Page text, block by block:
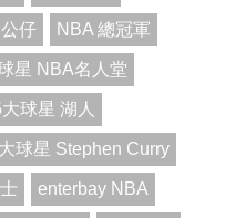
仔 NBA 總冠軍
星 NBA名人堂
球星 湖人
球星 Stephen Curry
enterbay NBA